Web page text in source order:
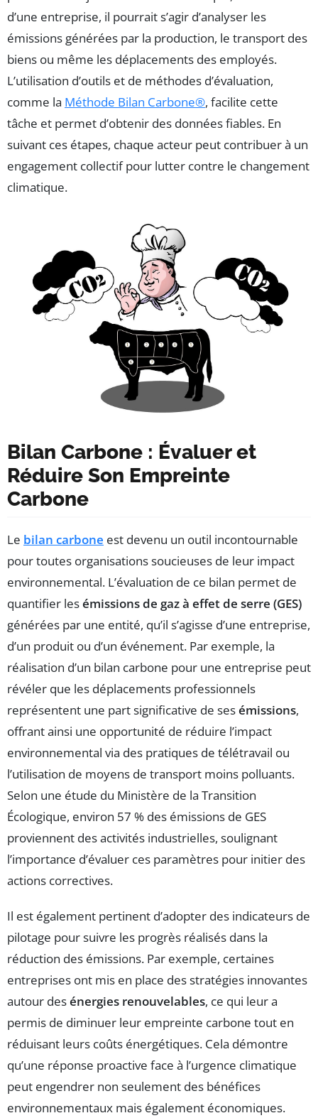
d’une entreprise, il pourrait s’agir d’analyser les
émissions générées par la production, le transport des
biens ou même les déplacements des employés.
L’utilisation d’outils et de méthodes d’évaluation,
comme la Méthode Bilan Carbone®, facilite cette
tâche et permet d’obtenir des données fiables. En
suivant ces étapes, chaque acteur peut contribuer à un
engagement collectif pour lutter contre le changement
climatique.
Bilan Carbone : Évaluer et
Réduire Son Empreinte
Carbone
Le bilan carbone est devenu un outil incontournable
pour toutes organisations soucieuses de leur impact
environnemental. L’évaluation de ce bilan permet de
quantifier lesémissions de gaz à effet de serre (GES)
générées par une entité, qu’il s’agisse d’une entreprise,
d’un produit ou d’un événement. Par exemple, la
réalisation d’un bilan carbone pour une entreprise peut
révéler que les déplacements professionnels
représentent une part significative de sesémissions,
offrant ainsi une opportunité de réduire l’impact
environnemental via des pratiques de télétravail ou
l’utilisation de moyens de transport moins polluants.
Selon une étude du Ministère de la Transition
Écologique, environ 57 % des émissions de GES
proviennent des activités industrielles, soulignant
l’importance d’évaluer ces paramètres pour initier des
actions correctives.
Il est également pertinent d’adopter des indicateurs de
pilotage pour suivre les progrès réalisés dans la
réduction des émissions. Par exemple, certaines
entreprises ont mis en place des stratégies innovantes
autour desénergies renouvelables, ce qui leur a
permis de diminuer leur empreinte carbone tout en
réduisant leurs coûts énergétiques. Cela démontre
qu’une réponse proactive face à l’urgence climatique
peut engendrer non seulement des bénéfices
environnementaux mais également économiques.